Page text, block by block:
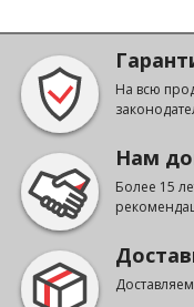
На всю
Нам
Более 15